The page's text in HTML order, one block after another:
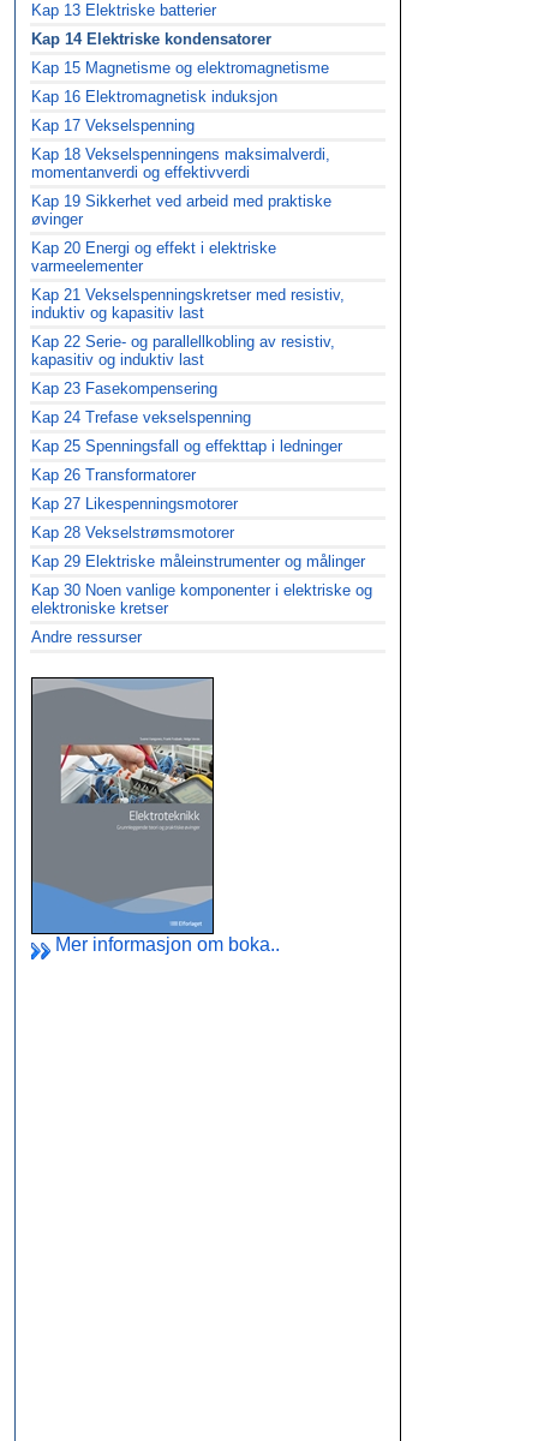
Kap 13 Elektriske batterier
Kap 14 Elektriske kondensatorer
Kap 15 Magnetisme og elektromagnetisme
Kap 16 Elektromagnetisk induksjon
Kap 17 Vekselspenning
Kap 18 Vekselspenningens maksimalverdi,
momentanverdi og effektivverdi
Kap 19 Sikkerhet ved arbeid med praktiske
øvinger
Kap 20 Energi og effekt i elektriske
varmeelementer
Kap 21 Vekselspenningskretser med resistiv,
induktiv og kapasitiv last
Kap 22 Serie- og parallellkobling av resistiv,
kapasitiv og induktiv last
Kap 23 Fasekompensering
Kap 24 Trefase vekselspenning
Kap 25 Spenningsfall og effekttap i ledninger
Kap 26 Transformatorer
Kap 27 Likespenningsmotorer
Kap 28 Vekselstrømsmotorer
Kap 29 Elektriske måleinstrumenter og målinger
Kap 30 Noen vanlige komponenter i elektriske og
elektroniske kretser
Andre ressurser
Mer informasjon om boka..